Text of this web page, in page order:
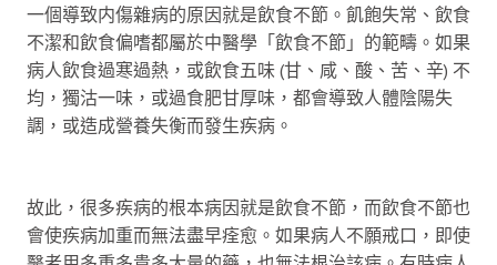
一個導致内傷雜病的原因就是飲食不節。飢飽失常、飲食
不潔和飲食偏嗜都屬於中醫學「飲食不節」的範疇。如果
病人飲食過寒過熱，或飲食五味 (甘、咸、酸、苦、辛) 不
均，獨沽一味，或過食肥甘厚味，都會導致人體陰陽失
調，或造成營養失衡而發生疾病。
故此，很多疾病的根本病因就是飲食不節，而飲食不節也
會使疾病加重而無法盡早痊愈。如果病人不願戒口，即使